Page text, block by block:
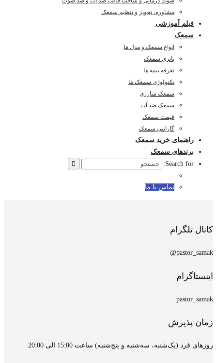
مشاوره، تجویز و تنظیم سمعک
فیلم آموزشی
سمعک
انواع سمعک و مدل ها
باتری سمعک
تعرفه بیمه ها
تکنولوژی سمعک ها
سمعک شارژی
سمعک ضد آب
قیمت سمعک
گارانتی سمعک
راهنمای خرید سمعک
برندهای سمعک
Search for:
تماس با ما
کانال تلگرام
pastor_samak@
اینستاگرام
pastor_samak
زمان پذیرش
روزهای فرد (یک‌شنبه، سه‌شنبه و پنج‌شنبه) ساعت 15:00 الی 20:00